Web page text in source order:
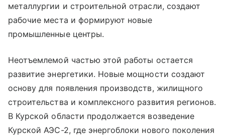
металлургии и строительной отрасли, создают
рабочие места и формируют новые
промышленные центры.
Неотъемлемой частью этой работы остается
развитие энергетики. Новые мощности создают
основу для появления производств, жилищного
строительства и комплексного развития регионов.
В Курской области продолжается возведение
Курской АЭС-2, где энергоблоки нового поколения